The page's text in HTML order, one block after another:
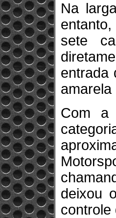
Na
sete
entrada
Com a
deixou
controle